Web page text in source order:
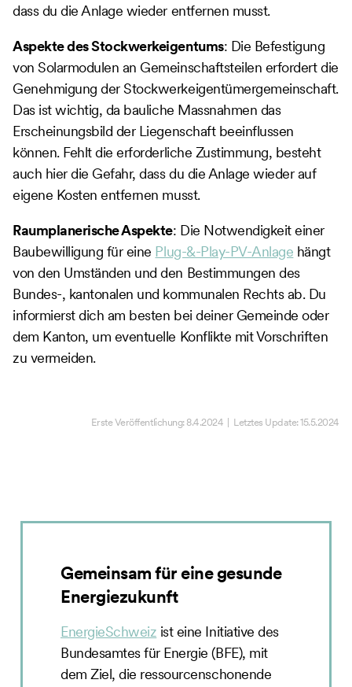
dass du die Anlage wieder entfernen musst.
Aspekte des Stockwerkeigentums: Die Befestigung
von Solarmodulen an Gemeinschaftsteilen erfordert die
Genehmigung der Stockwerkeigentümergemeinschaft.
Das ist wichtig, da bauliche Massnahmen das
Erscheinungsbild der Liegenschaft beeinflussen
können. Fehlt die erforderliche Zustimmung, besteht
auch hier die Gefahr, dass du die Anlage wieder auf
eigene Kosten entfernen musst.
Raumplanerische Aspekte: Die Notwendigkeit einer
Baubewilligung für eine Plug-&-Play-PV-Anlage hängt
von den Umständen und den Bestimmungen des
Bundes-, kantonalen und kommunalen Rechts ab. Du
informierst dich am besten bei deiner Gemeinde oder
dem Kanton, um eventuelle Konflikte mit Vorschriften
zu vermeiden.
Erste Veröffentlichung:8.4.2024 | Letztes Update:15.5.2024
Gemeinsam für eine gesunde
Energiezukunft
EnergieSchweiz ist eine Initiative des
Bundesamtes für Energie (BFE), mit
dem Ziel, die ressourcenschonende